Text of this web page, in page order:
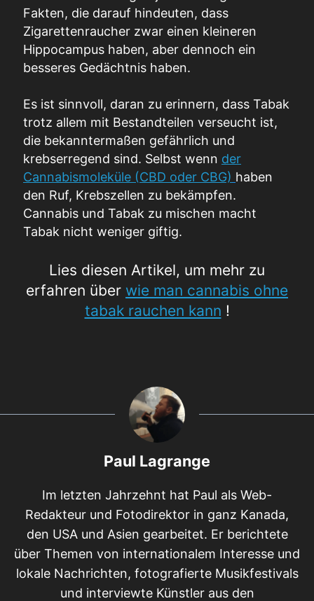
Fakten, die darauf hindeuten, dass
Zigarettenraucher zwar einen kleineren
Hippocampus haben, aber dennoch ein
besseres Gedächtnis haben.
Es ist sinnvoll, daran zu erinnern, dass Tabak
trotz allem mit Bestandteilen verseucht ist,
die bekanntermaßen gefährlich und
krebserregend sind. Selbst wenn der
Cannabismoleküle (CBD oder CBG) haben
den Ruf, Krebszellen zu bekämpfen.
Cannabis und Tabak zu mischen macht
Tabak nicht weniger giftig.
Lies diesen Artikel, um mehr zu
erfahren über wie man cannabis ohne
tabak rauchen kann !
Paul Lagrange
Im letzten Jahrzehnt hat Paul als Web-
Redakteur und Fotodirektor in ganz Kanada,
den USA und Asien gearbeitet. Er berichtete
über Themen von internationalem Interesse und
lokale Nachrichten, fotografierte Musikfestivals
und interviewte Künstler aus den